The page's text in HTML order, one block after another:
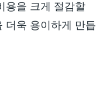
용을 크게 절감할
더욱 용이하게 만듭